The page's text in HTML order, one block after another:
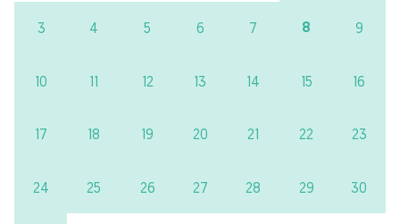
3 4 5 6 7 8 9
10 11 12 13 14 15 16
17 18 19 20 21 22 23
24 25 26 27 28 29 30